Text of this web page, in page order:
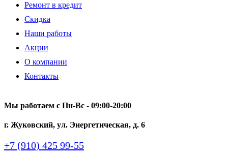
Ремонт в кредит
Скидка
Наши работы
Акции
О компании
Контакты
Мы работаем с Пн-Вc - 09:00-20:00
г. Жуковский, ул. Энергетическая, д. 6
+7 (910) 425 99-55